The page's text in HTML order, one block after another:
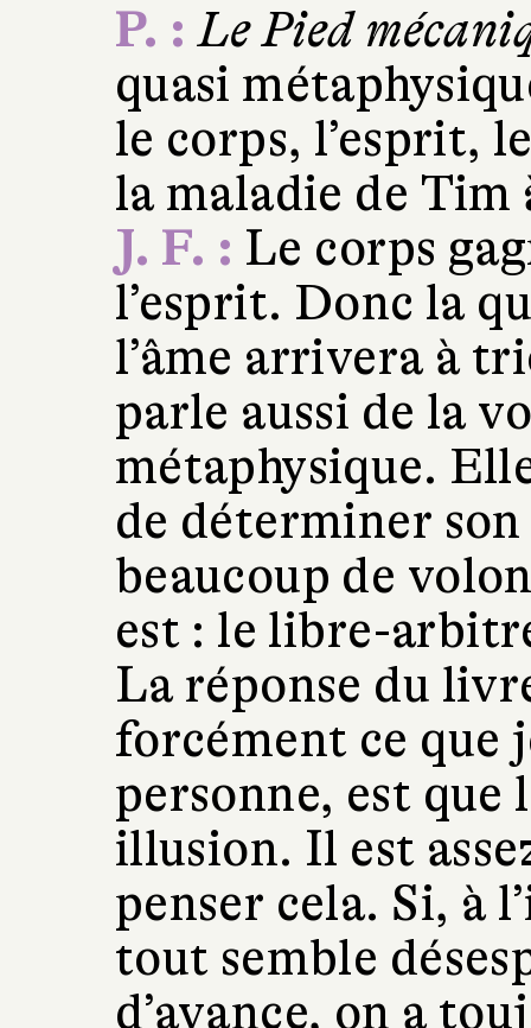
P. : Le Pied
quasi
le corps, l’esprit,
la maladie de Tim
J. F. : Le corps
l’esprit. Donc la
l’âme arrivera à
parle aussi de la
métaphysique.
de déterminer
beaucoup de
est : le libre-
La réponse du
forcément ce que
personne, est
illusion. Il est
penser cela. Si, à
tout semble
d’avance, on a